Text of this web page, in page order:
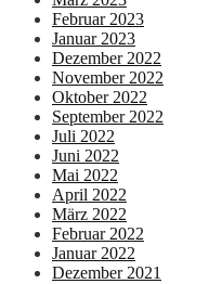
Februar 2023
Januar 2023
Dezember 2022
November 2022
Oktober 2022
September 2022
Juli 2022
Juni 2022
Mai 2022
April 2022
März 2022
Februar 2022
Januar 2022
Dezember 2021